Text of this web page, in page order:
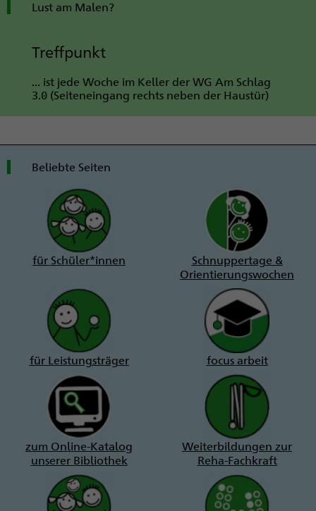
Lust am Malen?
Treffpunkt
... ist jede Woche im Keller der WG Am Schlag
3.0 (Seiteneingang rechts neben der Haustür)
Beliebte Seiten
für Schüler*innen
Schnuppertage &
Orientierungswochen
für Leistungsträger focus arbeit
zum Online-Katalog
unserer Bibliothek
Weiterbildungen zur
Reha-Fachkraft